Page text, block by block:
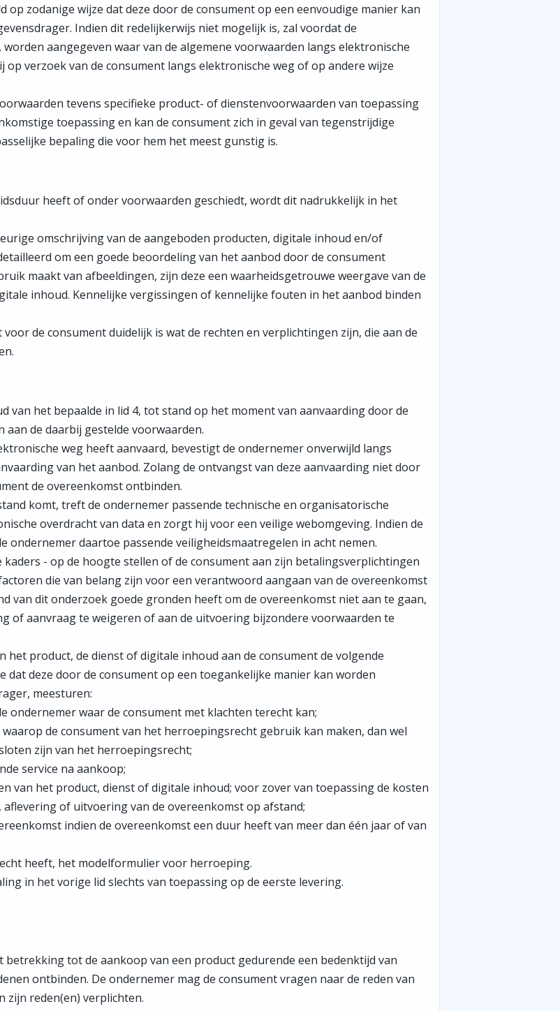
zodanige wijze dat deze door de consument op een eenvoudige manier kan
Indien dit redelijkerwijs niet mogelijk is, zal voordat de
aangegeven waar van de algemene voorwaarden langs elektronische
verzoek van de consument langs elektronische weg of op andere wijze
tevens specifieke product- of dienstenvoorwaarden van toepassing
toepassing en kan de consument zich in geval van tegenstrijdige
bepaling die voor hem het meest gunstig is.
heeft of onder voorwaarden geschiedt, wordt dit nadrukkelijk in het
omschrijving van de aangeboden producten, digitale inhoud en/of
om een goede beoordeling van het aanbod door de consument
maakt van afbeeldingen, zijn deze een waarheidsgetrouwe weergave van de
inhoud. Kennelijke vergissingen of kennelijke fouten in het aanbod binden
de consument duidelijk is wat de rechten en verplichtingen zijn, die aan de
van het bepaalde in lid 4, tot stand op het moment van aanvaarding door de
de daarbij gestelde voorwaarden.
weg heeft aanvaard, bevestigt de ondernemer onverwijld langs
van het aanbod. Zolang de ontvangst van deze aanvaarding niet door
de overeenkomst ontbinden.
komt, treft de ondernemer passende technische en organisatorische
overdracht van data en zorgt hij voor een veilige webomgeving. Indien de
ondernemer daartoe passende veiligheidsmaatregelen in acht nemen.
- op de hoogte stellen of de consument aan zijn betalingsverplichtingen
die van belang zijn voor een verantwoord aangaan van de overeenkomst
van dit onderzoek goede gronden heeft om de overeenkomst niet aan te gaan,
of aanvraag te weigeren of aan de uitvoering bijzondere voorwaarden te
product, de dienst of digitale inhoud aan de consument de volgende
deze door de consument op een toegankelijke manier kan worden
meesturen:
ondernemer waar de consument met klachten terecht kan;
de consument van het herroepingsrecht gebruik kan maken, dan wel
zijn van het herroepingsrecht;
service na aankoop;
van het product, dienst of digitale inhoud; voor zover van toepassing de kosten
of uitvoering van de overeenkomst op afstand;
indien de overeenkomst een duur heeft van meer dan één jaar of van
heeft, het modelformulier voor herroeping.
in het vorige lid slechts van toepassing op de eerste levering.
betrekking tot de aankoop van een product gedurende een bedenktijd van
ontbinden. De ondernemer mag de consument vragen naar de reden van
zijn reden(en) verplichten.